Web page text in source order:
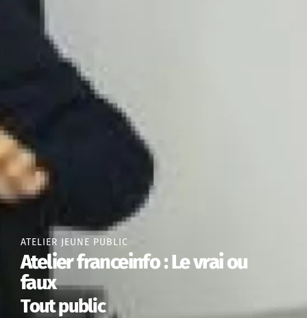
ATELIER JEUNE PUBLIC
Atelier franceinfo : Le vrai ou
faux
Tout public